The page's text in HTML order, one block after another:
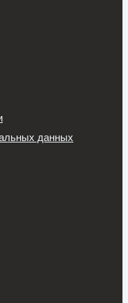
данных